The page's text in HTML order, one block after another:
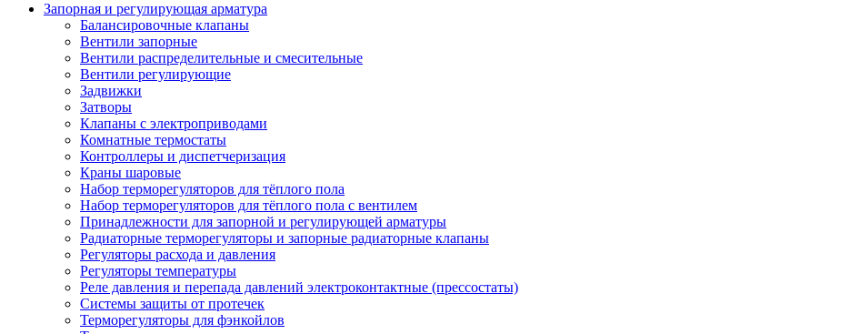
Запорная и регулирующая арматура
Балансировочные клапаны
Вентили запорные
Вентили распределительные и смесительные
Вентили регулирующие
Задвижки
Затворы
Клапаны с электроприводами
Комнатные термостаты
Контроллеры и диспетчеризация
Краны шаровые
Набор терморегуляторов для тёплого пола
Набор терморегуляторов для тёплого пола с вентилем
Принадлежности для запорной и регулирующей арматуры
Радиаторные терморегуляторы и запорные радиаторные клапаны
Регуляторы расхода и давления
Регуляторы температуры
Реле давления и перепада давлений электроконтактные (прессостаты)
Системы защиты от протечек
Терморегуляторы для фэнкойлов